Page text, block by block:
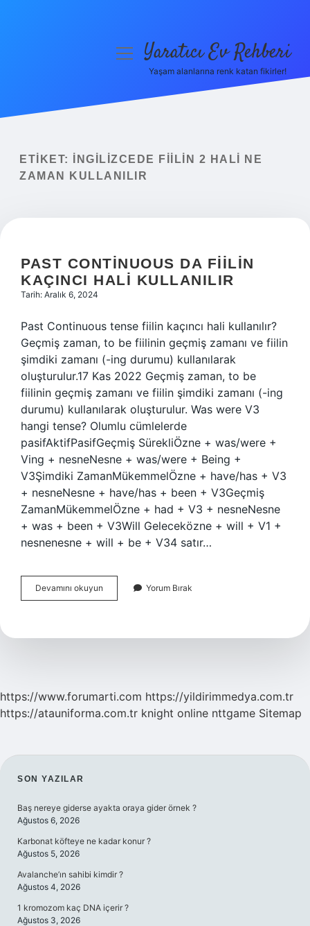
Yasal Uyarı
menüyüYaratıcı Ev Rehberi
Yaşam alanlarına renk katan fikirler!
ETIKET:
İNGILIZCEDE FIILIN 2 HALI NE
ZAMAN KULLANILIR
PAST CONTINUOUS DA FIILIN
KAÇINCI HALI KULLANILIR
Tarih: Aralık 6, 2024
Past Continuous tense fiilin kaçıncı hali kullanılır?
Geçmiş zaman, to be fiilinin geçmiş zamanı ve fiilin
şimdiki zamanı (-ing durumu) kullanılarak
oluşturulur.17 Kas 2022 Geçmiş zaman, to be
fiilinin geçmiş zamanı ve fiilin şimdiki zamanı (-ing
durumu) kullanılarak oluşturulur. Was were V3
hangi tense? Olumlu cümlelerde
pasifAktifPasifGeçmiş SürekliÖzne + was/were +
Ving + nesneNesne + was/were + Being +
V3Şimdiki ZamanMükemmelÖzne + have/has + V3
+ nesneNesne + have/has + been + V3Geçmiş
ZamanMükemmelÖzne + had + V3 + nesneNesne
+ was + been + V3Will Geleceközne + will + V1 +
nesnenesne + will + be + V34 satır…
Devamını okuyun
Continuous
Kaçıncı
Yorum Bırak
https://www.forumarti.com https://yildirimmedya.com.tr
https://atauniforma.com.tr knight online nttgame Sitemap
SIDEBAR
SON YAZILAR
Baş nereye giderse ayakta oraya gider örnek ?
Ağustos 6, 2026
Karbonat köfteye ne kadar konur ?
Ağustos 5, 2026
Avalanche’ın sahibi kimdir ?
Ağustos 4, 2026
1 kromozom kaç DNA içerir ?
Ağustos 3, 2026